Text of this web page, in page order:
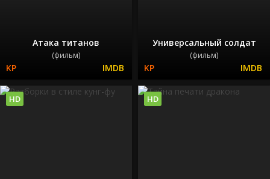
Атака титанов
(фильм)
Универсальный солдат
(фильм)
HD HD